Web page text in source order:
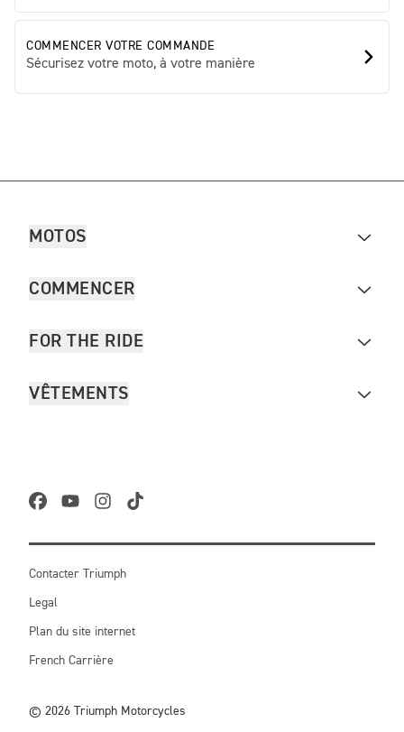
COMMENCER VOTRE COMMANDE
Sécurisez votre moto, à votre manière
MOTOS
COMMENCER
FOR THE RIDE
VÊTEMENTS
Contacter Triumph
Legal
Plan du site internet
French Carrière
© 2026 Triumph Motorcycles